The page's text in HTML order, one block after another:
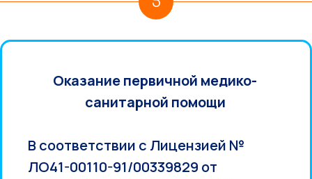
Оказание первичной медико-
санитарной помощи
В соответствии с Лицензией №
ЛО41-00110-91/00339829 от